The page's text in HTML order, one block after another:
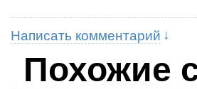
Написать комментарий
Похожие